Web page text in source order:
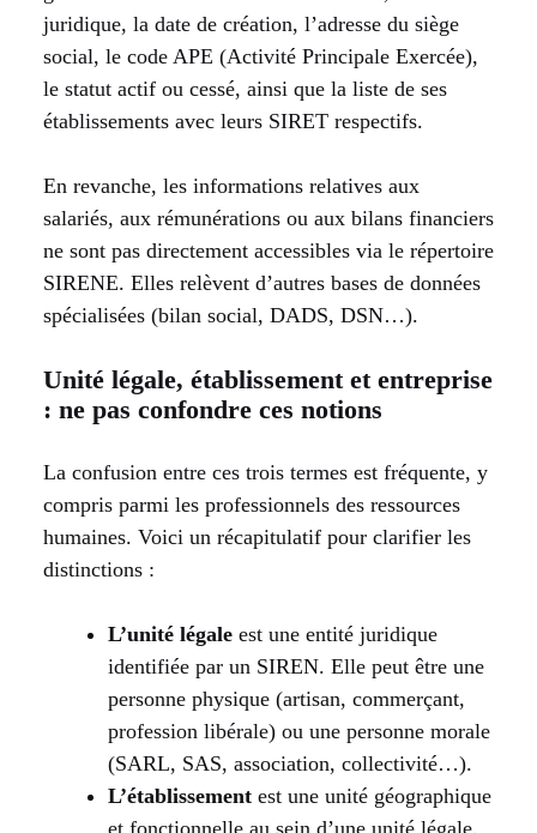
juridique, la date de création, l’adresse du siège
social, le code APE (Activité Principale Exercée),
le statut actif ou cessé, ainsi que la liste de ses
établissements avec leurs SIRET respectifs.
En revanche, les informations relatives aux
salariés, aux rémunérations ou aux bilans financiers
ne sont pas directement accessibles via le répertoire
SIRENE. Elles relèvent d’autres bases de données
spécialisées (bilan social, DADS, DSN…).
Unité légale, établissement et entreprise
: ne pas confondre ces notions
La confusion entre ces trois termes est fréquente, y
compris parmi les professionnels des ressources
humaines. Voici un récapitulatif pour clarifier les
distinctions :
L’unité légale est une entité juridique
identifiée par un SIREN. Elle peut être une
personne physique (artisan, commerçant,
profession libérale) ou une personne morale
(SARL, SAS, association, collectivité…).
L’établissement est une unité géographique
et fonctionnelle au sein d’une unité légale.